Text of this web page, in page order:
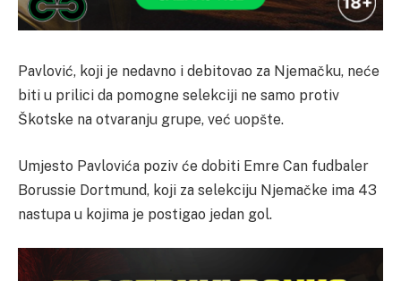
Pavlović, koji je nedavno i debitovao za Njemačku, neće
biti u prilici da pomogne selekciji ne samo protiv
Škotske na otvaranju grupe, već uopšte.
Umjesto Pavlovića poziv će dobiti Emre Can fudbaler
Borussie Dortmund, koji za selekciju Njemačke ima 43
nastupa u kojima je postigao jedan gol.